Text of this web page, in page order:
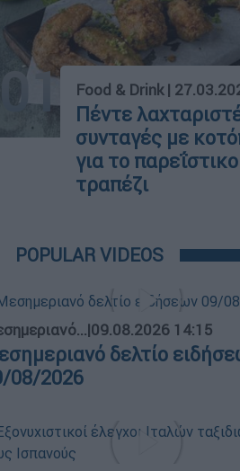
01 Food & Drink| 27.03.2022
Πέντε
συνταγές με
για το παρεΐστικο
τραπέζι
POPULAR VIDEOS
|09.08.2026 14:15
δελτίο
08/2026